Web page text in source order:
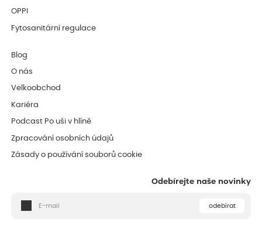
OPPI
Fytosanitární regulace
Blog
O nás
Velkoobchod
Kariéra
Podcast Po uši v hlíně
Zpracování osobních údajů
Zásady o používání souborů cookie
Odebírejte naše novinky
odebírat